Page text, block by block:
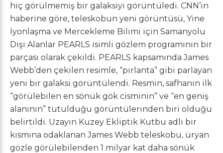
hiç görülmemiş bir galaksiyi görüntüledi. CNN’in
haberine göre, teleskobun yeni görüntüsü, Yine
İyonlaşma ve Mercekleme Bilimi için Samanyolu
Dışı Alanlar PEARLS isimli gözlem programının bir
parçası olarak çekildi. PEARLS kapsamında James
Webb’den çekilen resimle, “pırlanta” gibi parlayan
yeni bir galaksi görüntülendi. Resmin, safhanın ilk
“görülebilen en sönük gök cisminin” ve “en geniş
alanının” tutulduğu görüntülerinden biri olduğu
belirtildi. Uzayın Kuzey Ekliptik Kutbu adlı bir
kısmına odaklanan James Webb teleskobu, üryan
gözle görülebilenden 1 milyar kat daha sönük